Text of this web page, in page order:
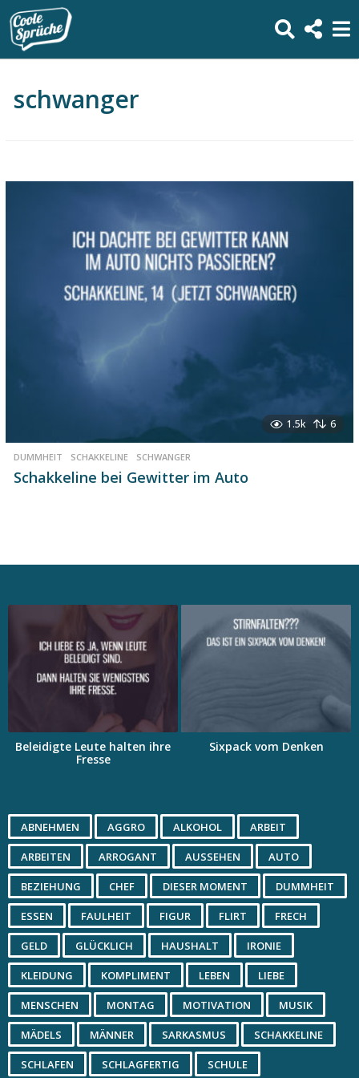
schwanger
1.5k 6
DUMMHEIT ,SCHAKKELINE ,SCHWANGER
Schakkeline bei Gewitter im Auto
Beleidigte Leute halten ihre
Fresse
Sixpack vom Denken
ABNEHMEN AGGRO ALKOHOL ARBEIT
ARBEITEN ARROGANT AUSSEHEN AUTO
BEZIEHUNG CHEF DIESER MOMENT DUMMHEIT
ESSEN FAULHEIT FIGUR FLIRT FRECH
GELD GLÜCKLICH HAUSHALT IRONIE
KLEIDUNG KOMPLIMENT LEBEN LIEBE
MENSCHEN MONTAG MOTIVATION MUSIK
MÄDELS MÄNNER SARKASMUS SCHAKKELINE
SCHLAFEN SCHLAGFERTIG SCHULE